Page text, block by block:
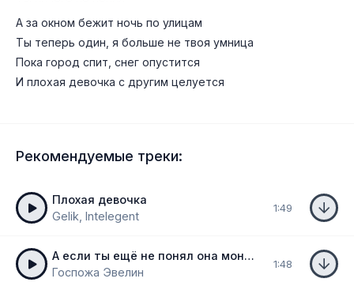
А за окном бежит ночь по улицам
Ты теперь один, я больше не твоя умница
Пока город спит, снег опустится
И плохая девочка с другим целуется
Рекомендуемые треки:
Плохая девочка
Gelik, Intelegent
1:49
А если ты ещё не понял она монстр
Госпожа Эвелин
1:48